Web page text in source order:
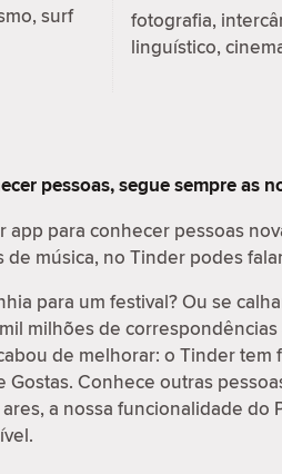
surf
fotografia,
linguístico,
pessoas, segue sempre as
app para conhecer pessoas
de música, no Tinder podes
para um festival? Ou se
milhões de
de melhorar: o Tinder
Gostas. Conhece outras
a nossa funcionalidade do